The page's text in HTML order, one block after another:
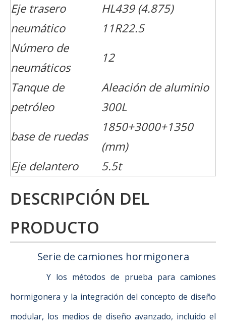
Eje trasero
HL439 (4.875)
neumático
11R22.5
Número de
neumáticos
12
Tanque de
petróleo
Aleación de aluminio
300L
base de ruedas
1850+3000+1350
(mm)
Eje delantero
5.5t
DESCRIPCIÓN DEL
PRODUCTO
Serie de camiones hormigonera
Y los métodos de prueba para camiones
hormigonera y la integración del concepto de diseño
modular, los medios de diseño avanzado, incluido el